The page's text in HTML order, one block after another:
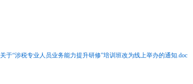
关于“涉税专业人员业务能力提升研修”培训班改为线上举办的通知.doc